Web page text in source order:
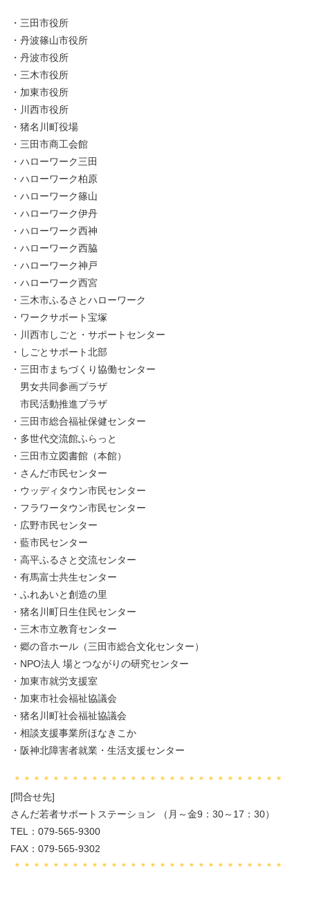
・三田市役所
・丹波篠山市役所
・丹波市役所
・三木市役所
・加東市役所
・川西市役所
・猪名川町役場
・三田市商工会館
・ハローワーク三田
・ハローワーク柏原
・ハローワーク篠山
・ハローワーク伊丹
・ハローワーク西神
・ハローワーク西脇
・ハローワーク神戸
・ハローワーク西宮
・三木市ふるさとハローワーク
・ワークサポート宝塚
・川西市しごと・サポートセンター
・しごとサポート北部
・三田市まちづくり協働センター
男女共同参画プラザ
市民活動推進プラザ
・三田市総合福祉保健センター
・多世代交流館ふらっと
・三田市立図書館（本館）
・さんだ市民センター
・ウッディタウン市民センター
・フラワータウン市民センター
・広野市民センター
・藍市民センター
・高平ふるさと交流センター
・有馬富士共生センター
・ふれあいと創造の里
・猪名川町日生住民センター
・三木市立教育センター
・郷の音ホール（三田市総合文化センター）
・NPO法人 場とつながりの研究センター
・加東市就労支援室
・加東市社会福祉協議会
・猪名川町社会福祉協議会
・相談支援事業所ほなきこか
・阪神北障害者就業・生活支援センター
＊＊＊＊＊＊＊＊＊＊＊＊＊＊＊＊＊＊＊＊＊＊＊＊＊＊＊＊
[問合せ先]
さんだ若者サポートステーション （月～金9：30～17：30）
TEL：079-565-9300
FAX：079-565-9302
＊＊＊＊＊＊＊＊＊＊＊＊＊＊＊＊＊＊＊＊＊＊＊＊＊＊＊＊